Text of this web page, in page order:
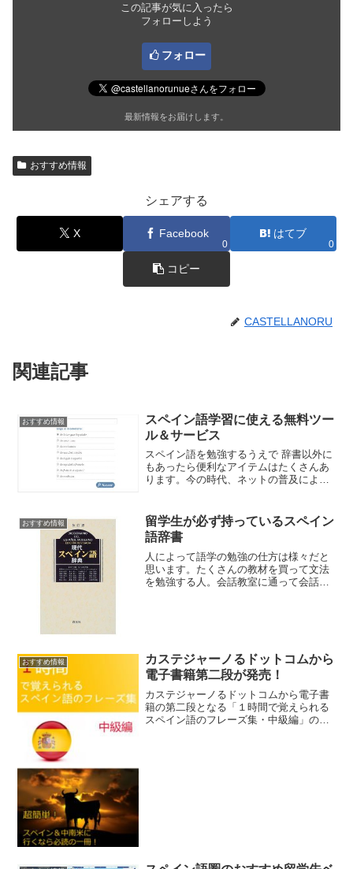
この記事が気に入ったら
フォローしよう
フォロー
最新情報をお届けします。
おすすめ情報
シェアする
X Facebook
0
はてブ
0
コピー
CASTELLANORU
関連記事
おすすめ情報
スペイン語学習に使える無料ツー
ル＆サービス
スペイン語を勉強するうえで 辞書以外に
もあったら便利なアイテムはたくさんあ
ります。今の時代、ネットの普及によ
からない、ネイティブは一体どんな発音
をするのか、などありとあ...
おすすめ情報
留学生が必ず持っているスペイン
語辞書
人によって語学の勉強の仕方は様々だと
思います。たくさんの教材を買って文法
を勉強する人。会話教室に通って会話に
おすすめ情報
カステジャーノるドットコムから
電子書籍第二段が発売！
カステジャーノるドットコムから電子書
籍の第二段となる「１時間で覚えられる
スペイン語のフレーズ集・中級編」の発